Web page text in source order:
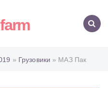
» Грузовики » МАЗ Пак